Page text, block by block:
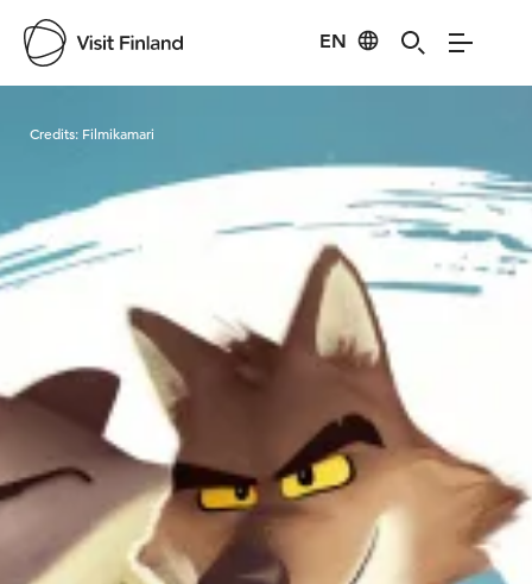
EN
Credits: Filmikamari